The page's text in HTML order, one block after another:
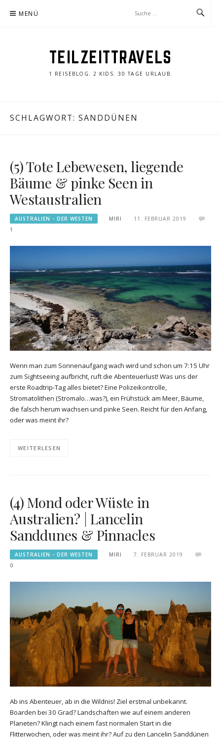
Inhalt MENÜ
TEILZEITTRAVELS
1 REISEBLOG. 2 KIDS. 30 TAGE URLAUB.
SCHLAGWORT: SANDDÜNEN
(5) Tote Lebewesen, liegende
Bäume & pinke Seen in
Westaustralien
AUSTRALIEN - DER WESTEN MIRI
11. FEBRUAR 2019
1
Wenn man zum Sonnenaufgang wach wird und schon um 7:15 Uhr
zum Sightseeing aufbricht, ruft die Abenteuerlust! Was uns der
erste Roadtrip-Tag alles bietet? Eine Polizeikontrolle,
Stromatolithen (Stromalo…was?), ein Frühstück am Meer, Bäume,
die falsch herum wachsen und pinke Seen. Reicht für den Anfang,
oder was meint ihr?
WEITERLESEN
(4) Mond oder Wüste in
Australien? | Lancelin
Sanddunes & Pinnacles
AUSTRALIEN - DER WESTEN MIRI
7. FEBRUAR 2019
0
Ab ins Abenteuer, ab in die Wildnis! Ziel erstmal unbekannt.
Boarden bei 30 Grad? Landschaften wie auf einem anderen
Planeten? Klingt nach einem fast normalen Start in die
Flitterwochen, oder was meint ihr? Auf zu den Lancelin Sanddünen